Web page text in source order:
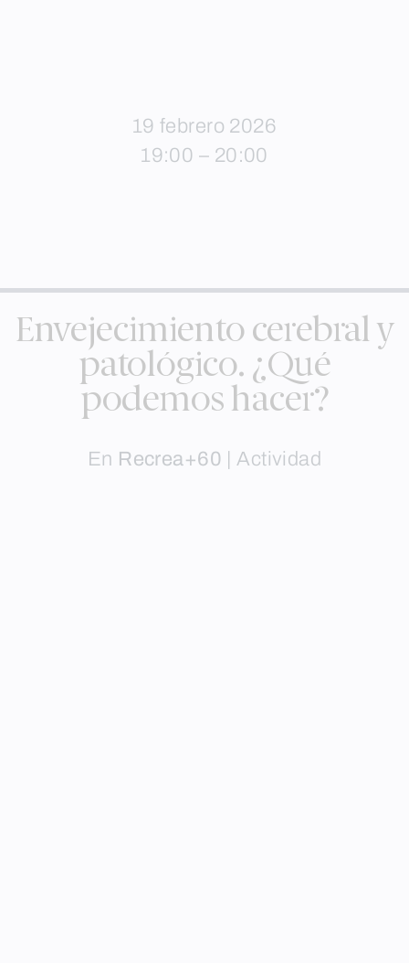
19 febrero 2026
19:00 – 20:00
Envejecimiento cerebral y
patológico. ¿Qué
podemos hacer?
En Recrea+60 |Actividad